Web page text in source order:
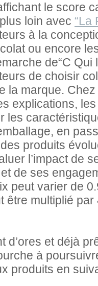
le score
loin avec “La
à la
ou encore
de“C Qui
de choisir
la marque.
explications,
les
en
produits
l’impact de
de ses
peut varier de
être multiplié
d’ores et déjà
à
produits en